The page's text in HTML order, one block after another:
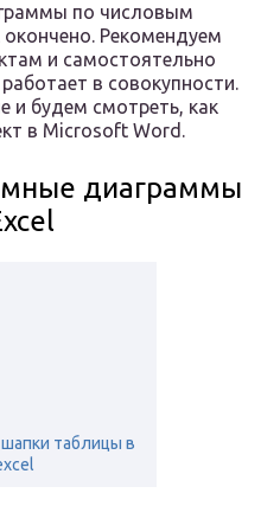
по числовым
Рекомендуем
и самостоятельно
в совокупности.
будем смотреть, как
в Microsoft Word.
диаграммы
таблицы в